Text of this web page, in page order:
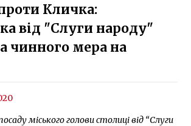
Кличка:
від "Слуги народу"
чинного мера на
міського голови столиці від “Слуги